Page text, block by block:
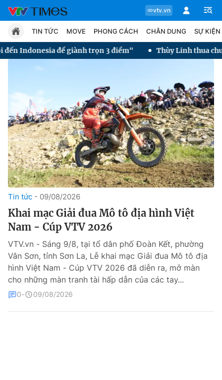
vtv.vn
Tin tức
Move
Phong cách
Chân dung
Sự kiện
Bóng đá
Thể thao Điện tử
Các môn khác
TIN TỨC MOVE PHONG CÁCH CHÂN DUNG SỰ KIỆN
trọn 3 điểm" Thùy Linh thua chung kết Taipei Open
Tin tức 09/08/2026
Khai mạc Giải đua Mô tô địa hình Việt
Nam - Cúp VTV 2026
VTV.vn - Sáng 9/8, tại tổ dân phố Đoàn Kết, phường
Vân Sơn, tỉnh Sơn La, Lễ khai mạc Giải đua Mô tô địa
hình Việt Nam - Cúp VTV 2026 đã diễn ra, mở màn
cho những màn tranh tài hấp dẫn của các tay...
0 09/08/2026